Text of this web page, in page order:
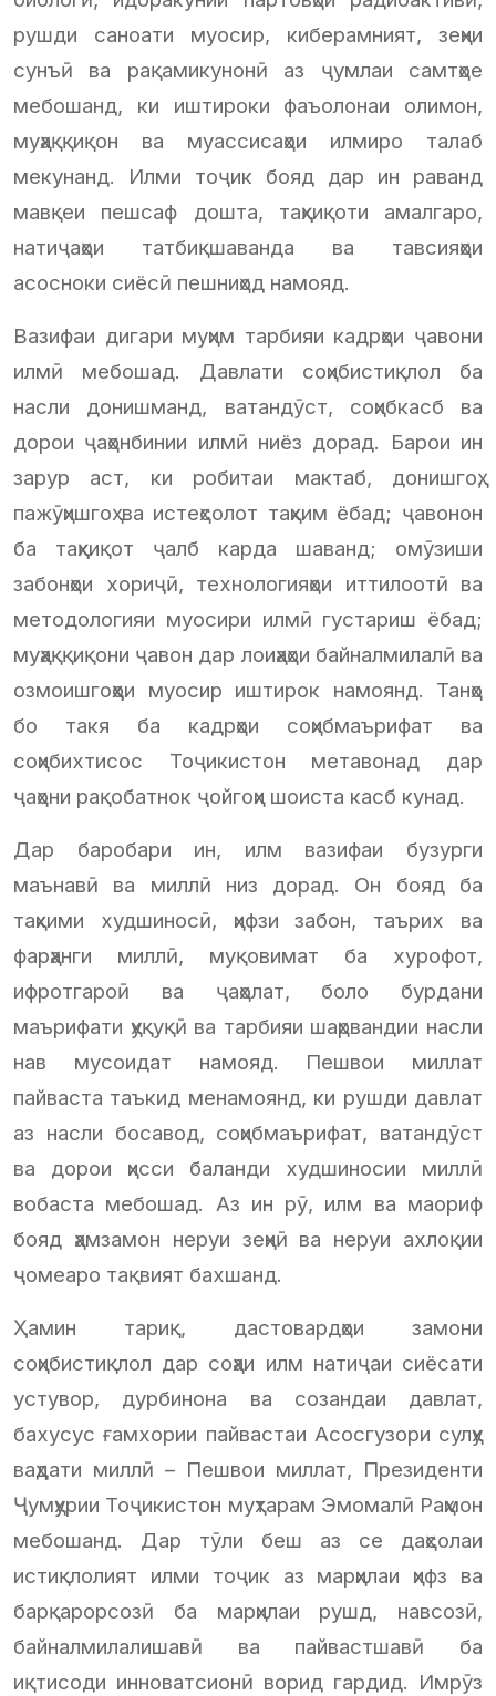
рушди саноати муосир, киберамният, зеҳни
сунъӣ ва рақамикунонӣ аз ҷумлаи самтҳое
мебошанд, ки иштироки фаъолонаи олимон,
муҳаққиқон ва муассисаҳои илмиро талаб
мекунанд. Илми тоҷик бояд дар ин раванд
мавқеи пешсаф дошта, таҳқиқоти амалгаро,
натиҷаҳои татбиқшаванда ва тавсияҳои
асосноки сиёсӣ пешниҳод намояд.
Вазифаи дигари муҳим тарбияи кадрҳои ҷавони
илмӣ мебошад. Давлати соҳибистиқлол ба
насли донишманд, ватандӯст, соҳибкасб ва
дорои ҷаҳонбинии илмӣ ниёз дорад. Барои ин
зарур аст, ки робитаи мактаб, донишгоҳ,
пажӯҳишгоҳ ва истеҳсолот таҳким ёбад; ҷавонон
ба таҳқиқот ҷалб карда шаванд; омӯзиши
забонҳои хориҷӣ, технологияҳои иттилоотӣ ва
методологияи муосири илмӣ густариш ёбад;
муҳаққиқони ҷавон дар лоиҳаҳои байналмилалӣ ва
озмоишгоҳҳои муосир иштирок намоянд. Танҳо
бо такя ба кадрҳои соҳибмаърифат ва
соҳибихтисос Тоҷикистон метавонад дар
ҷаҳони рақобатнок ҷойгоҳи шоиста касб кунад.
Дар баробари ин, илм вазифаи бузурги
маънавӣ ва миллӣ низ дорад. Он бояд ба
таҳкими худшиносӣ, ҳифзи забон, таърих ва
фарҳанги миллӣ, муқовимат ба хурофот,
ифротгароӣ ва ҷаҳолат, боло бурдани
маърифати ҳуқуқӣ ва тарбияи шаҳрвандии насли
нав мусоидат намояд. Пешвои миллат
пайваста таъкид менамоянд, ки рушди давлат
аз насли босавод, соҳибмаърифат, ватандӯст
ва дорои ҳисси баланди худшиносии миллӣ
вобаста мебошад. Аз ин рӯ, илм ва маориф
бояд ҳамзамон неруи зеҳнӣ ва неруи ахлоқии
ҷомеаро тақвият бахшанд.
Ҳамин тариқ, дастовардҳои замони
соҳибистиқлол дар соҳаи илм натиҷаи сиёсати
устувор, дурбинона ва созандаи давлат,
бахусус ғамхории пайвастаи Асосгузори сулҳу
ваҳдати миллӣ – Пешвои миллат, Президенти
Ҷумҳурии Тоҷикистон муҳтарам Эмомалӣ Раҳмон
мебошанд. Дар тӯли беш аз се даҳсолаи
истиқлолият илми тоҷик аз марҳилаи ҳифз ва
барқарорсозӣ ба марҳилаи рушд, навсозӣ,
байналмилалишавӣ ва пайвастшавӣ ба
иқтисоди инноватсионӣ ворид гардид. Имрӯз